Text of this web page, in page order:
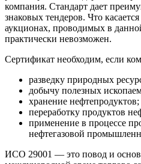
компания. Стандарт дает
знаковых тендеров. Что
аукционах, проводимых в
практически невозможен.
Сертификат необходим, если
разведку природных
добычу полезных
хранение нефтепродуктов;
переработку продуктов
применение в процессе
нефтегазовой
ИСО 29001 — это повод и